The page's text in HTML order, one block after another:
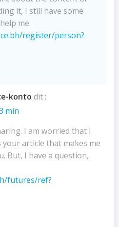
it, I still have some
me.
register/person?
konto dit :
min
I am worried that I
your article that makes me
But, I have a question,
futures/ref?